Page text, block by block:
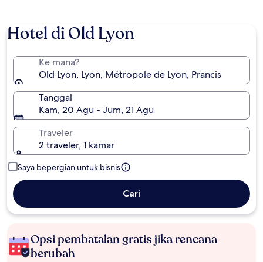
Hotel di Old Lyon
Ke mana?
Old Lyon, Lyon, Métropole de Lyon, Prancis
Tanggal
Kam, 20 Agu - Jum, 21 Agu
Traveler
2 traveler, 1 kamar
Saya bepergian untuk bisnis
Cari
Opsi pembatalan gratis jika rencana
berubah